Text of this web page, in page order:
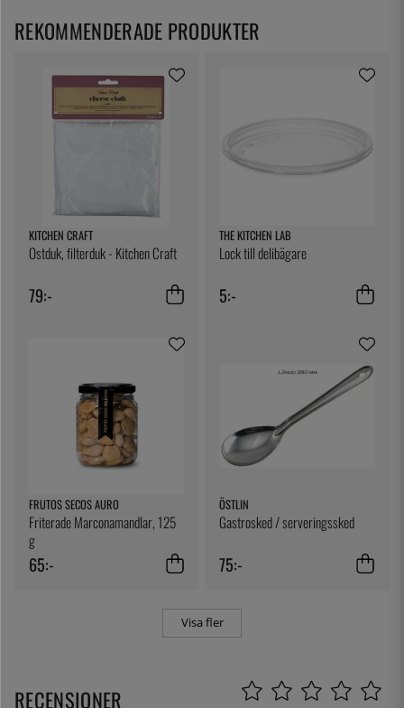
med både gas och induktion i flera färger och modeller
KITCHEN CRAFT
Ostduk, filterduk - Kitchen Craft
79:-
THE KITCHEN LAB
Lock till delibägare
5:-
FRUTOS SECOS AURO
Friterade Marconamandlar, 125
g
65:-
ÖSTLIN
Gastrosked / serveringssked
75:-
Visa fler
REKOMMENDERADE PRODUKTER
RECENSIONER